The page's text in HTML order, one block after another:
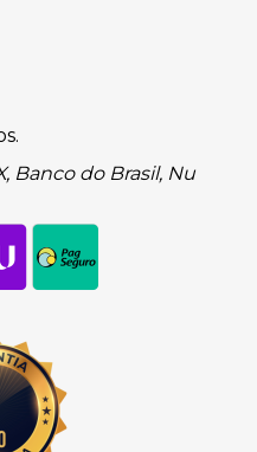
Banco do Brasil, Nu